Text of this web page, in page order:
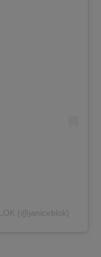
(@janiceblok)